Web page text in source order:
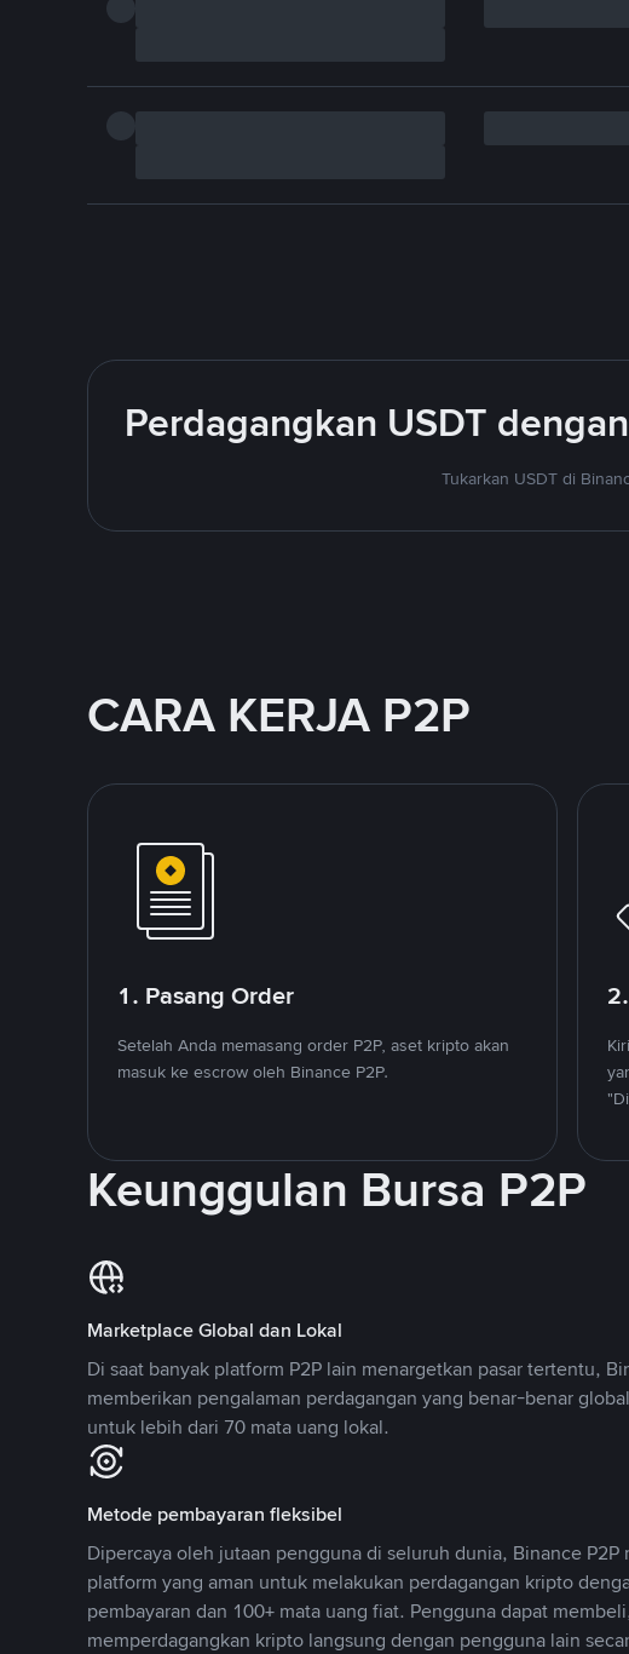
Perdagangkan USDT
Tukarkan USDT di
CARA KERJA P2P
1. Pasang Order
Setelah Anda memasang order P2P, aset kripto akan
masuk ke escrow oleh Binance P2P.
Keunggulan Bursa P2P
Marketplace Global dan Lokal
Di saat banyak platform P2P lain menargetkan pasar tertentu,
memberikan pengalaman perdagangan yang benar-benar
untuk lebih dari 70 mata uang lokal.
Metode pembayaran fleksibel
Dipercaya oleh jutaan pengguna di seluruh dunia, Binance P2P
platform yang aman untuk melakukan perdagangan kripto
pembayaran dan 100+ mata uang fiat. Pengguna dapat
memperdagangkan kripto langsung dengan pengguna lain